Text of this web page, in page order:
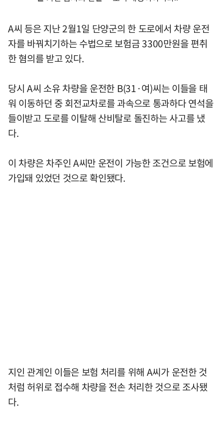
A씨 등은 지난 2월1일 단양군의 한 도로에서 차량 운전
자를 바꿔치기하는 수법으로 보험금 3300만원을 편취
한 혐의를 받고 있다.
당시 A씨 소유 차량을 운전한 B(31·여)씨는 이들을 태
워 이동하던 중 회전교차로를 과속으로 통과하다 연석을
들이받고 도로를 이탈해 산비탈로 돌진하는 사고를 냈
다.
이 차량은 차주인 A씨만 운전이 가능한 조건으로 보험에
가입돼 있었던 것으로 확인됐다.
지인 관계인 이들은 보험 처리를 위해 A씨가 운전한 것
처럼 허위로 접수해 차량을 전손 처리한 것으로 조사됐
다.